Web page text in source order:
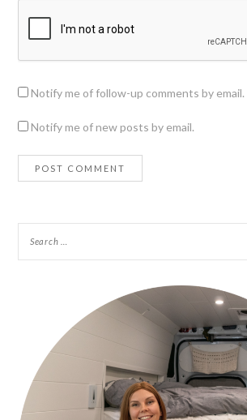
Notify me of follow-up comments by email.
Notify me of new posts by email.